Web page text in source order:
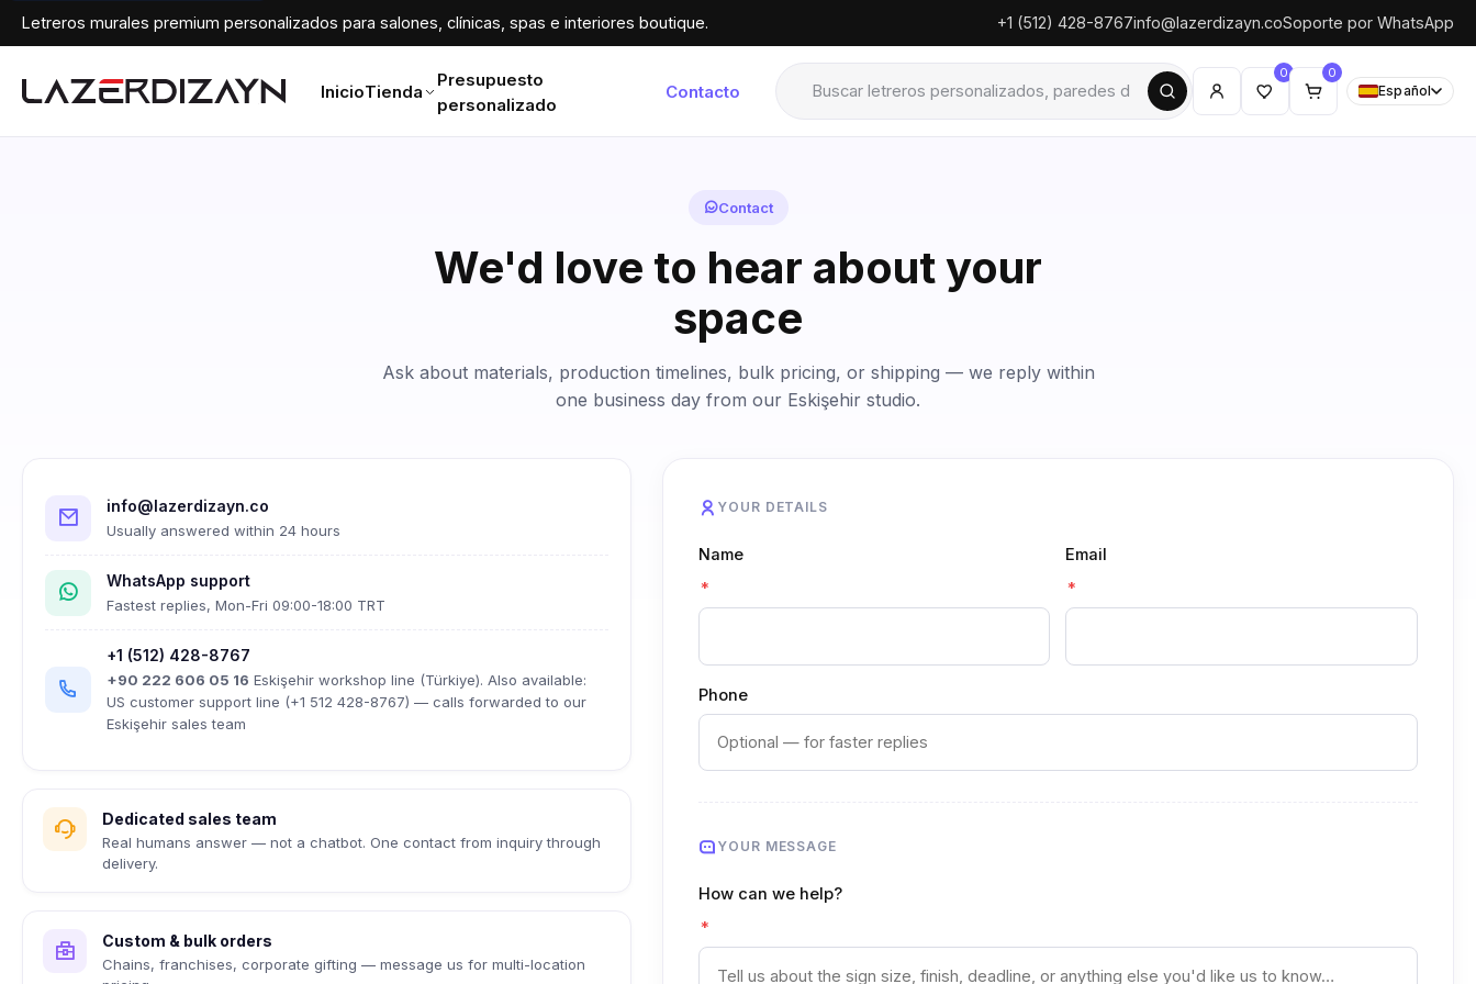
Letreros murales premium personalizados para salones, clínicas, spas e interiores boutique. +1 (512) 428-8767info@lazerdizayn.coSoporte por WhatsApp
InicioTienda
Presupuesto
personalizado
Contacto
0 0
Español
Contact
We'd love to hear about your
space
Ask about materials, production timelines, bulk pricing, or shipping — we reply within
one business day from our Eskişehir studio.
info@lazerdizayn.co
Usually answered within 24 hours
WhatsApp support
Fastest replies, Mon-Fri 09:00-18:00 TRT
+1 (512) 428-8767
+90 222 606 05 16 Eskişehir workshop line (Türkiye). Also available:
US customer support line (+1 512 428-8767) — calls forwarded to our
Eskişehir sales team
Dedicated sales team
Real humans answer — not a chatbot. One contact from inquiry through
delivery.
Custom & bulk orders
Chains, franchises, corporate gifting — message us for multi-location
YOUR DETAILS
Name
*
Email
*
Phone
YOUR MESSAGE
How can we help?
*